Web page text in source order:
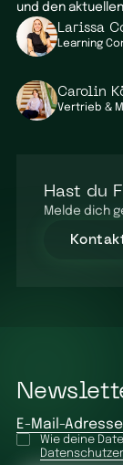
und den
Larissa
Learning
Carolin
Vertrieb &
Hast du
Melde dich
E-Mail-Adresse
Wie deine